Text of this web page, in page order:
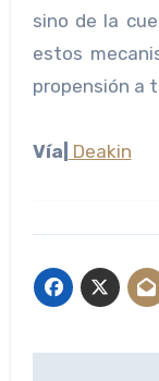
sino de la
estos
propensión a
Vía| Deakin